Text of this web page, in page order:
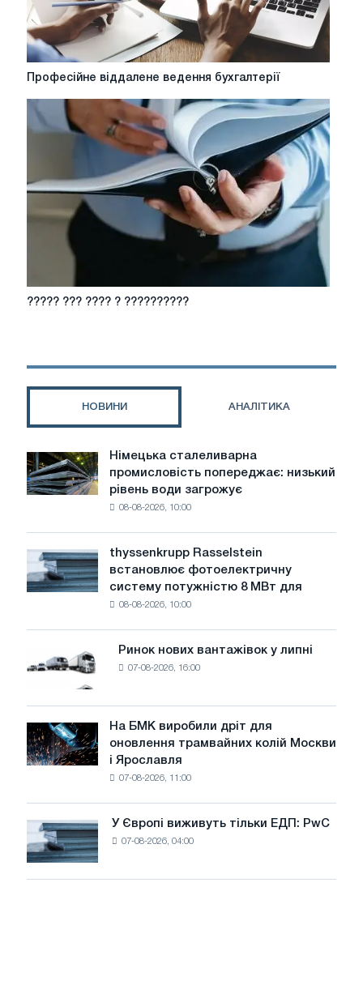
Професійне
віддалене
ведення
бухгалтерії
Професійне віддалене ведення бухгалтерії
?????
??????????
????? ??? ???? ? ??????????
НОВИНИ АНАЛІТИКА
Німецька
сталеливарна
промисловість
води
загрожує
Німецька сталеливарна
промисловість попереджає: низький
рівень води загрожує
08-08-2026, 10:00
thyssenkrupp
Rasselstein
встановлює
фотоелектричну
цілей
декарбонізації
thyssenkrupp Rasselstein
встановлює фотоелектричну
систему потужністю 8 МВт для
08-08-2026, 10:00
Ринок
нових
вантажівок
у
липні
Ринок нових вантажівок у липні
07-08-2026, 16:00
На
БМК
виробили
трамвайних
колій
На БМК виробили дріт для
оновлення трамвайних колій Москви
і Ярославля
07-08-2026, 11:00
Європі
виживуть
тільки
У Європі виживуть тільки ЕДП: PwC
07-08-2026, 04:00